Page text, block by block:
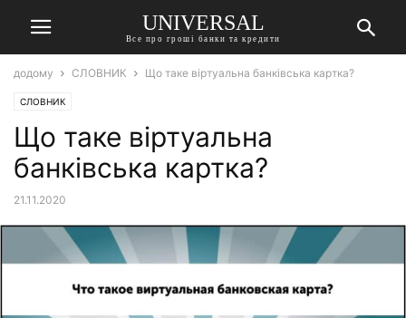
UNIVERSAL
Все про гроші банки та кредити
додому СЛОВНИК Що таке віртуальна банківська картка?
СЛОВНИК
Що таке віртуальна
банківська картка?
21.11.2020